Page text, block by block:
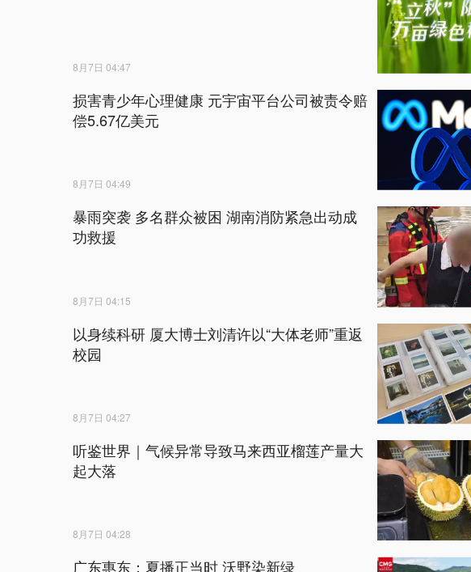
8月7日 04:47
损害青少年心理健康 元宇宙平台公司被责令赔
偿5.67亿美元
8月7日 04:49
暴雨突袭 多名群众被困 湖南消防紧急出动成
功救援
8月7日 04:15
以身续科研 厦大博士刘清许以“大体老师”重返
校园
8月7日 04:27
听鉴世界｜气候异常导致马来西亚榴莲产量大
起大落
8月7日 04:28
广东惠东：夏播正当时 沃野染新绿